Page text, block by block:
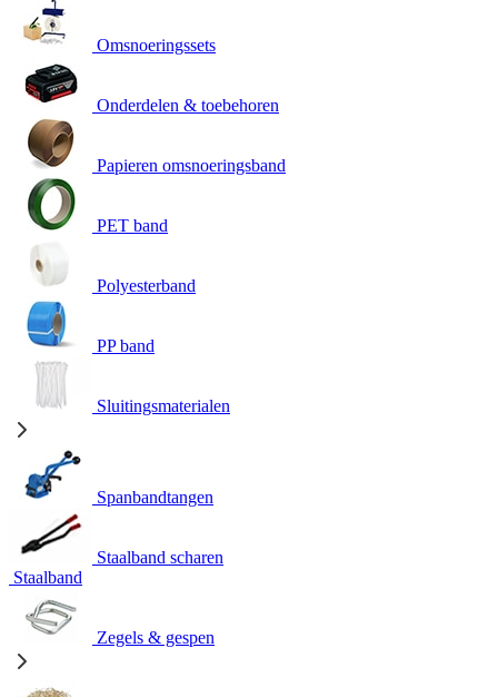
Omsnoeringssets
Onderdelen & toebehoren
Papieren omsnoeringsband
PET band
Polyesterband
PP band
Sluitingsmaterialen
Spanbandtangen
Staalband scharen
Staalband
Zegels & gespen